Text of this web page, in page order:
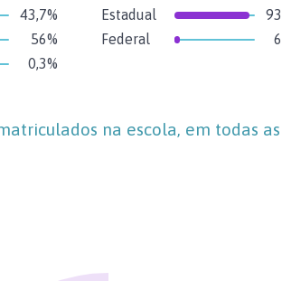
43,7%
56%
0,3%
Estadual
Federal
na escola, em todas as